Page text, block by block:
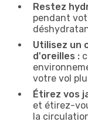
Restez
pendant
Utilisez un
d'oreilles :
votre vol
Étirez vos
et étirez-
la